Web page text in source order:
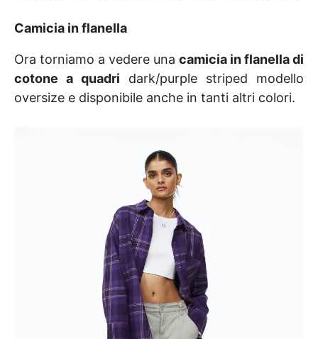
Camicia in flanella
Ora torniamo a vedere una camicia in flanella di
cotone a quadri dark/purple striped modello
oversize e disponibile anche in tanti altri colori.